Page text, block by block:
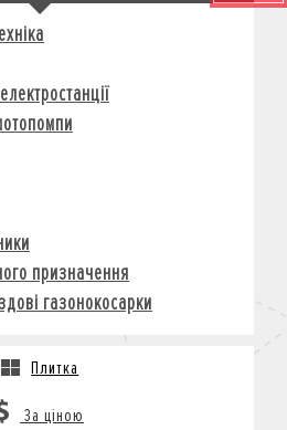
призначення
газонокосарки
Плитка
За ціною